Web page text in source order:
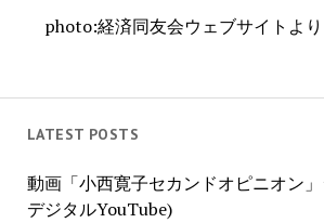
LATEST POSTS
動画「小西寛子セカンドオピニオン
デジタルYouTube)
photo:経済同友会ウェブサイトよ